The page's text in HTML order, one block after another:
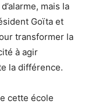
mais la
Goïta et
transformer la
à agir
la différence.
cette école